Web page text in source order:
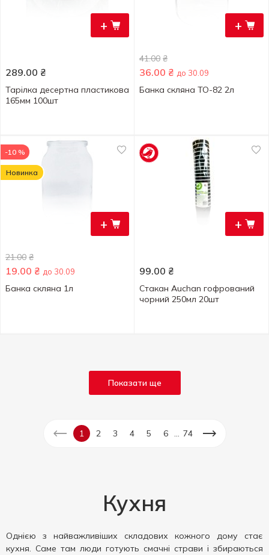
+
289.00 ₴
Тарілка десертна пластикова
165мм 100шт
+
41.00 ₴
36.00 ₴ до 30.09
Банка скляна ТО-82 2л
+
-10 %
Новинка
21.00 ₴
19.00 ₴ до 30.09
Банка скляна 1л
+
99.00 ₴
Стакан Auchan гофрований
чорний 250мл 20шт
Показати ще
1 2 3 4 5 6 74
Кухня
Однією з найважливіших складових кожного дому стає
кухня. Саме там люди готують смачні страви і збираються